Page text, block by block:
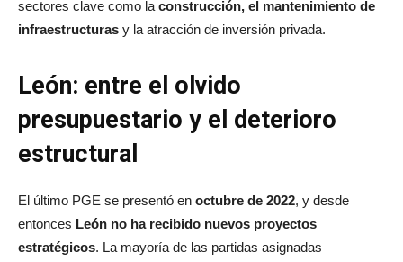
sectores clave como la construcción, el mantenimiento de
infraestructuras y la atracción de inversión privada.
León: entre el olvido
presupuestario y el deterioro
estructural
El último PGE se presentó en octubre de 2022, y desde
entonces León no ha recibido nuevos proyectos
estratégicos. La mayoría de las partidas asignadas